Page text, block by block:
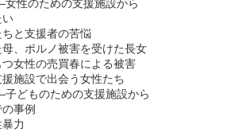
性のための支援施設から
い
と支援者の苦悩
、ポルノ被害を受けた長女
女性の売買春による被害
施設で出会う女性たち
どものための支援施設から
の事例
暴力